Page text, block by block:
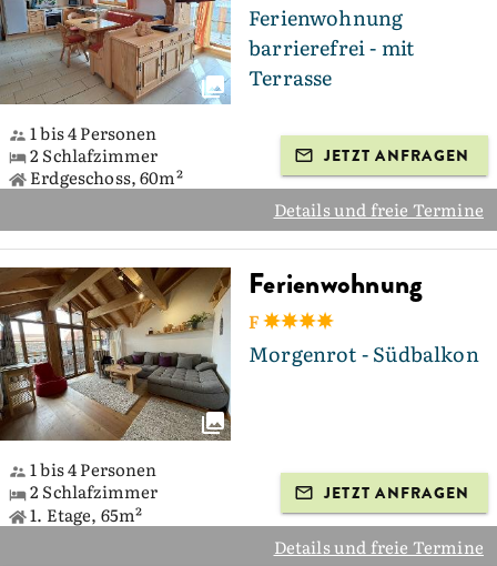
Ferienwohnung
barrierefrei - mit
Terrasse
1 bis 4 Personen
2 Schlafzimmer
Erdgeschoss, 60m²
JETZT ANFRAGEN
Details und freie Termine
Ferienwohnung
F
Morgenrot - Südbalkon
1 bis 4 Personen
2 Schlafzimmer
1. Etage, 65m²
JETZT ANFRAGEN
Details und freie Termine